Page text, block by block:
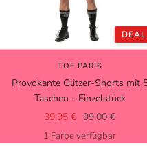
DEAL
TOF PARIS
Provokante Glitzer-Shorts mit
Taschen - Einzelstück
Angebotspreis
39,95 € Regulärer
Preis
99,00 €
1 Farbe verfügbar